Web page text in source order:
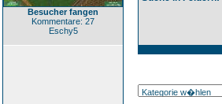
Besucher fangen
Kommentare: 27
Eschy5